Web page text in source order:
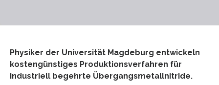
Physiker der Universität Magdeburg entwickeln
kostengünstiges Produktionsverfahren für
industriell begehrte Übergangsmetallnitride.